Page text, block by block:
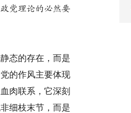
党理论的必然要
态的存在，而是
的作风主要体现
肉联系，它深刻
细枝末节，而是